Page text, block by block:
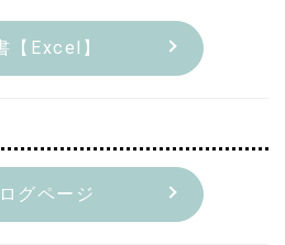
【Excel】
グページ